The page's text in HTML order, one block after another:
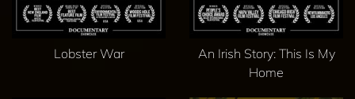
Lobster War
An Irish Story: This Is My
Home